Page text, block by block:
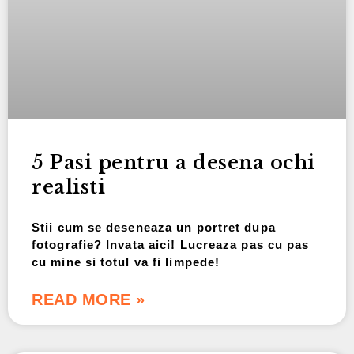
5 Pasi pentru a desena ochi
realisti
Stii cum se deseneaza un portret dupa
fotografie? Invata aici! Lucreaza pas cu pas
cu mine si totul va fi limpede!
READ MORE »